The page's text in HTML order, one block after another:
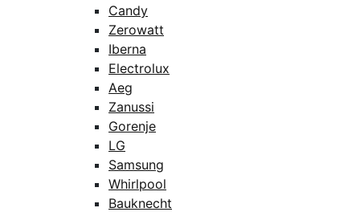
Candy
Zerowatt
Iberna
Electrolux
Aeg
Zanussi
Gorenje
LG
Samsung
Whirlpool
Bauknecht